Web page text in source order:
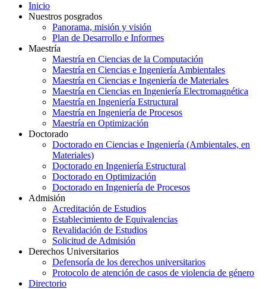
Inicio
Nuestros posgrados
Panorama, misión y visión
Plan de Desarrollo e Informes
Maestría
Maestría en Ciencias de la Computación
Maestría en Ciencias e Ingeniería Ambientales
Maestría en Ciencias e Ingeniería de Materiales
Maestría en Ciencias en Ingeniería Electromagnética
Maestría en Ingeniería Estructural
Maestría en Ingeniería de Procesos
Maestría en Optimización
Doctorado
Doctorado en Ciencias e Ingeniería (Ambientales, en
Materiales)
Doctorado en Ingeniería Estructural
Doctorado en Optimización
Doctorado en Ingeniería de Procesos
Admisión
Acreditación de Estudios
Establecimiento de Equivalencias
Revalidación de Estudios
Solicitud de Admisión
Derechos Universitarios
Defensoría de los derechos universitarios
Protocolo de atención de casos de violencia de género
Directorio